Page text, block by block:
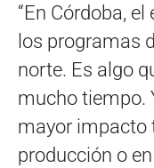
“En Córdoba,
los programas
norte. Es algo
mucho tiempo.
mayor impacto
producción o